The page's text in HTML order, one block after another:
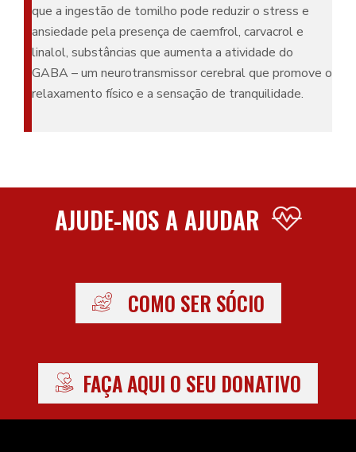
que a ingestão de tomilho pode reduzir o stress e
ansiedade pela presença de caemfrol, carvacrol e
linalol, substâncias que aumenta a atividade do
GABA – um neurotransmissor cerebral que promove o
relaxamento físico e a sensação de tranquilidade.
AJUDE-NOS A AJUDAR
COMO SER SÓCIO
FAÇA AQUI O SEU DONATIVO